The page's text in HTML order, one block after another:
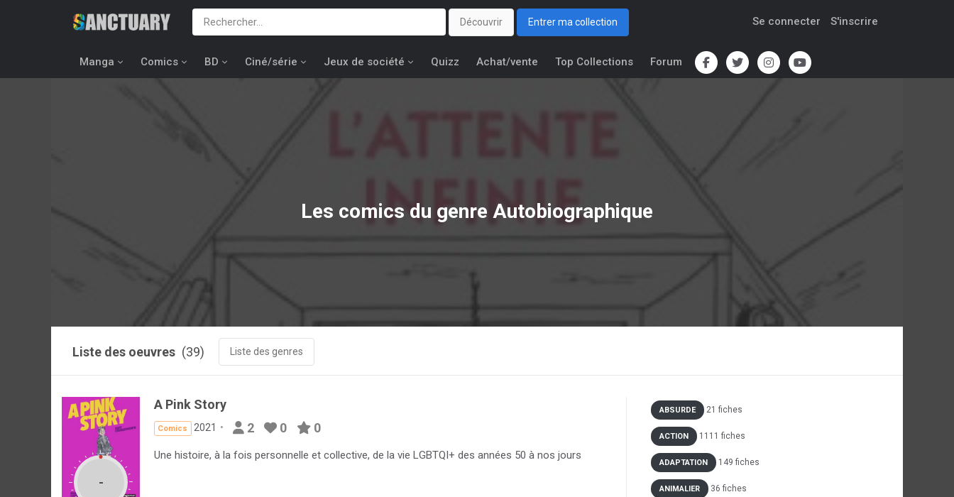
Découvrir Entrer ma collection Se connecter S'inscrire
Manga Comics BD Ciné/série Jeux de société Quizz Achat/vente Top Collections Forum
Les comics du genre Autobiographique
Liste des oeuvres (39) Liste des genres
-
A Pink Story
Comics 2021 2 0 0
Une histoire, à la fois personnelle et collective, de la vie LGBTQI+ des années 50 à nos jours
ABSURDE 21 fiches
ACTION 1111 fiches
ADAPTATION 149 fiches
ANIMALIER 36 fiches